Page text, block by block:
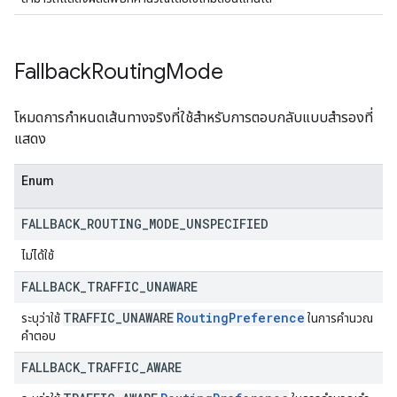
FallbackRoutingMode
โหมดการกำหนดเส้นทางจริงที่ใช้สำหรับการตอบกลับแบบสำรองที่
แสดง
Enum
FALLBACK ROUTING MODE UNSPECIFIED
ไม่ได้ใช้
FALLBACK TRAFFIC UNAWARE
ระบุว่าใช้ TRAFFIC UNAWARE RoutingPreference ในการคำนวณ
คำตอบ
FALLBACK TRAFFIC AWARE